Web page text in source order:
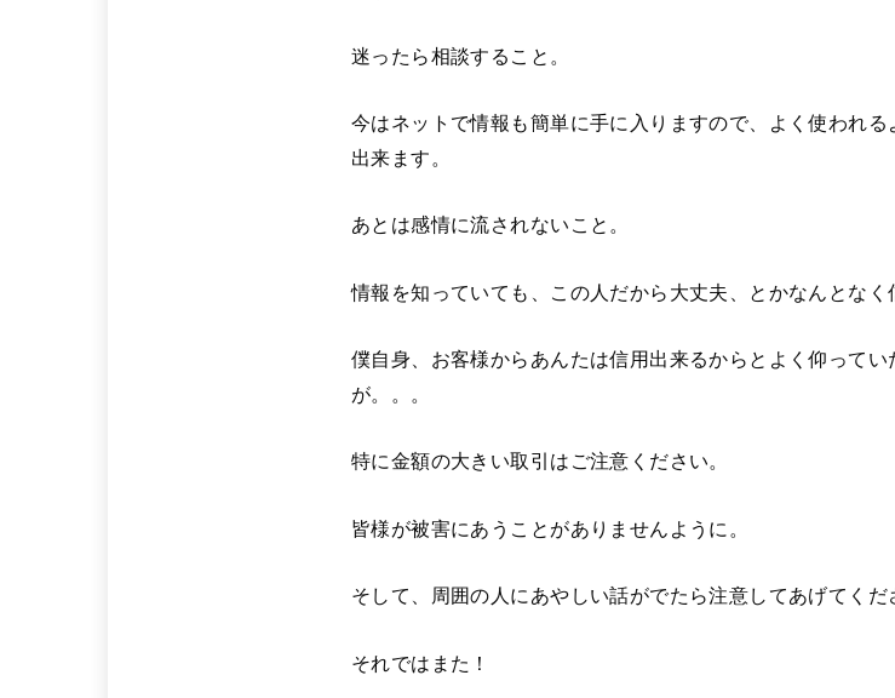
迷ったら相談すること。
今はネットで情報も簡単に手に入りますので、よく使われ
出来ます。
あとは感情に流されないこと。
情報を知っていても、この人だから大丈夫、とかなんとなく
僕自身、お客様からあんたは信用出来るからとよく仰って
が。。。
特に金額の大きい取引はご注意ください。
皆様が被害にあうことがありませんように。
そして、周囲の人にあやしい話がでたら注意してあげてくだ
それではまた！